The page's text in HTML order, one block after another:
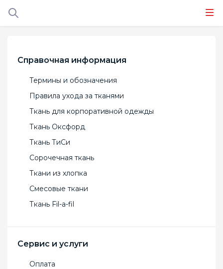
Справочная информация
Термины и обозначения
Правила ухода за тканями
Ткань для корпоративной одежды
Ткань Оксфорд
Ткань ТиСи
Сорочечная ткань
Ткани из хлопка
Смесовые ткани
Ткань Fil-a-fil
Сервис и услуги
Оплата